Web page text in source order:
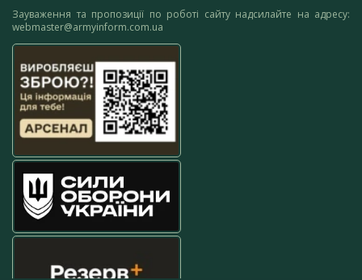
Зауваження та пропозиції по роботі сайту надсилайте на адресу:
webmaster@armyinform.com.ua